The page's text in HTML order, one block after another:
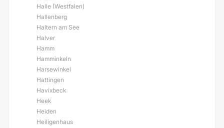
Halle (Westfalen)
Hallenberg
Haltern am See
Halver
Hamm
Hamminkeln
Harsewinkel
Hattingen
Havixbeck
Heek
Heiden
Heiligenhaus